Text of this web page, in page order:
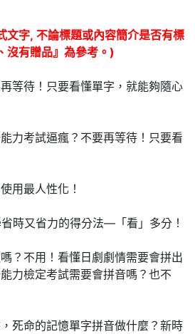
文字, 不論標題或內容簡介是否有標
沒有贈品』為參考。)
等待！只要看懂單字，就能夠隨心
力考試逼瘋？不要再等待！只要看
用最人性化！
時又省力的得分法—「看」多分！
？不用！看懂日劇劇情需要會拼出
力檢定考試需要會拼音嗎？也不
死命的記憶單字拼音做什麼？新時